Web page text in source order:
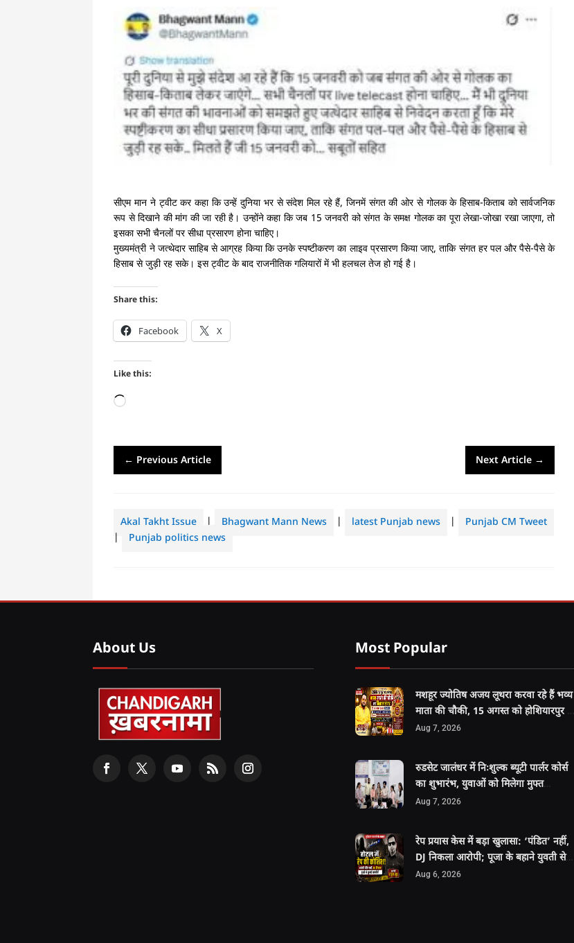
सीएम मान ने ट्वीट कर कहा कि उन्हें दुनिया भर से संदेश मिल रहे हैं, जिनमें संगत की ओर से गोलक के हिसाब-किताब को सार्वजनिक
रूप से दिखाने की मांग की जा रही है। उन्होंने कहा कि जब 15 जनवरी को संगत के समक्ष गोलक का पूरा लेखा-जोखा रखा जाएगा, तो
इसका सभी चैनलों पर सीधा प्रसारण होना चाहिए।
मुख्यमंत्री ने जत्थेदार साहिब से आग्रह किया कि उनके स्पष्टीकरण का लाइव प्रसारण किया जाए, ताकि संगत हर पल और पैसे-पैसे के
हिसाब से जुड़ी रह सके। इस ट्वीट के बाद राजनीतिक गलियारों में भी हलचल तेज हो गई है।
Share this:
Facebook X
Like this:
Loading…
← Previous Article Next Article →
Akal Takht Issue | Bhagwant Mann News latest Punjab news
Punjab CM Tweet
Punjab politics news
About Us Most Popular
मशहूर ज्योतिष अजय लूथरा करवा रहे हैं भव्य
माता की चौकी, 15 अगस्त को होशियारपुर में
सजेगा विशाल धार्मिक समागम
Aug 7, 2026
रुडसेट जालंधर में निःशुल्क ब्यूटी पार्लर कोर्स
का शुभारंभ, युवाओं को मिलेगा मुफ्त
प्रशिक्षण, हॉस्टल और भोजन की सुविधा
Aug 7, 2026
रेप प्रयास केस में बड़ा खुलासा: ‘पंडित’ नहीं,
DJ निकला आरोपी; पूजा के बहाने युवती से
दुष्कर्म की कोशिश
Aug 6, 2026